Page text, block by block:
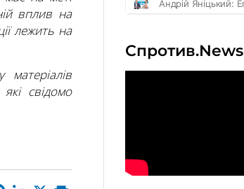
вплив на
лежить на
матеріалів
свідомо
Спротив.News